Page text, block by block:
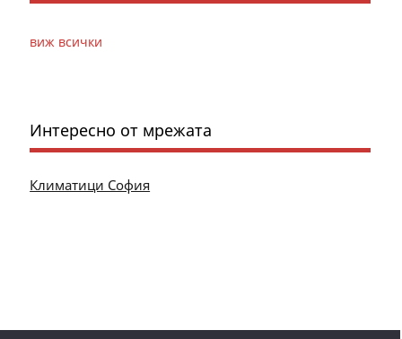
виж всички
Интересно от мрежата
Климатици София